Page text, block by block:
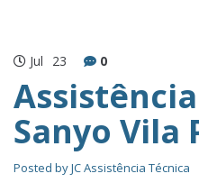
Jul 23 0
Sanyo Vila
Posted byJC Assistência Técnica